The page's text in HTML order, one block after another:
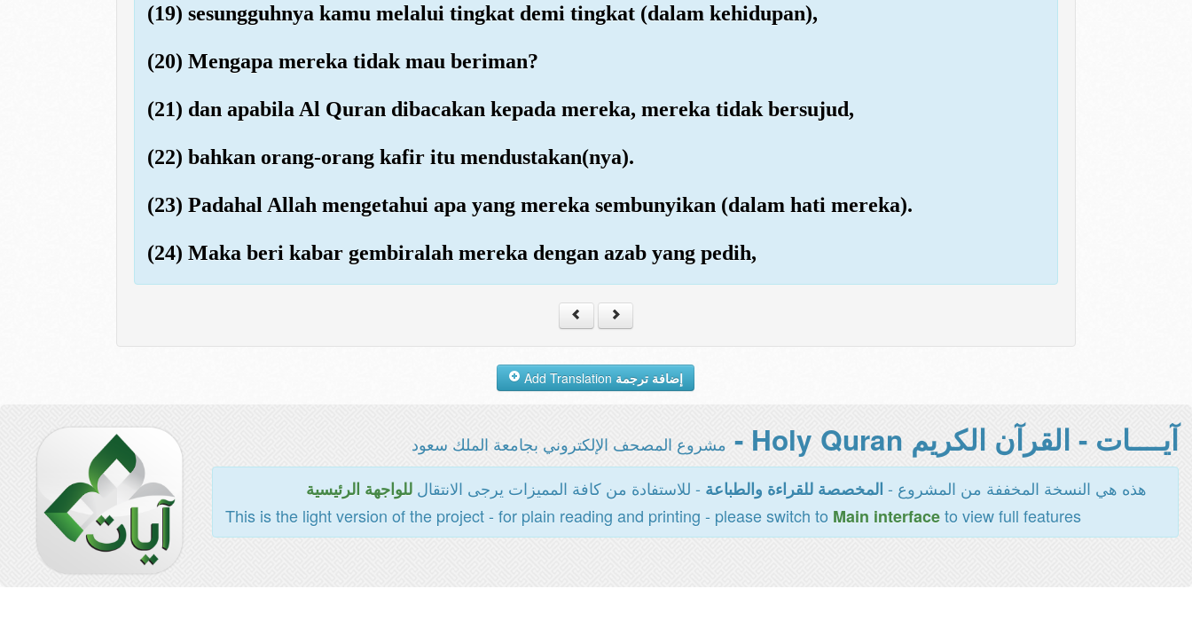
(19) sesungguhnya kamu melalui tingkat demi tingkat (dalam kehidupan),
(20) Mengapa mereka tidak mau beriman?
(21) dan apabila Al Quran dibacakan kepada mereka, mereka tidak bersujud,
(22) bahkan orang-orang kafir itu mendustakan(nya).
(23) Padahal Allah mengetahui apa yang mereka sembunyikan (dalam hati mereka).
(24) Maka beri kabar gembiralah mereka dengan azab yang pedih,
إضافة ترجمة
آيــــات - القرآن الكريم Holy Quran - مشروع المصحف الإلكتروني بجامعة الملك سعود
هذه هي النسخة المخففة من المشروع - المخصصة للقراءة والطباعة - للاستفادة من كافة المميزات يرجى الانتقالللواجهة الرئيسية
This is the light version of the project - for plain reading and printing - please switch to Main interfaceto view full features